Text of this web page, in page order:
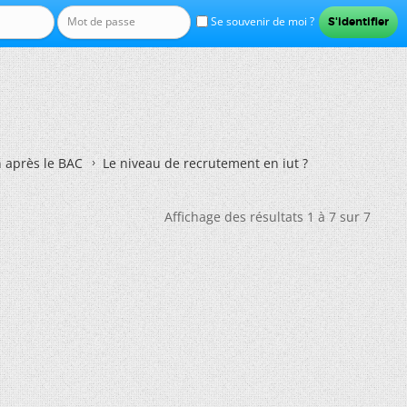
Se souvenir de moi ?
le BAC Le niveau de recrutement en iut ?
Affichage des résultats 1 à 7 sur 7